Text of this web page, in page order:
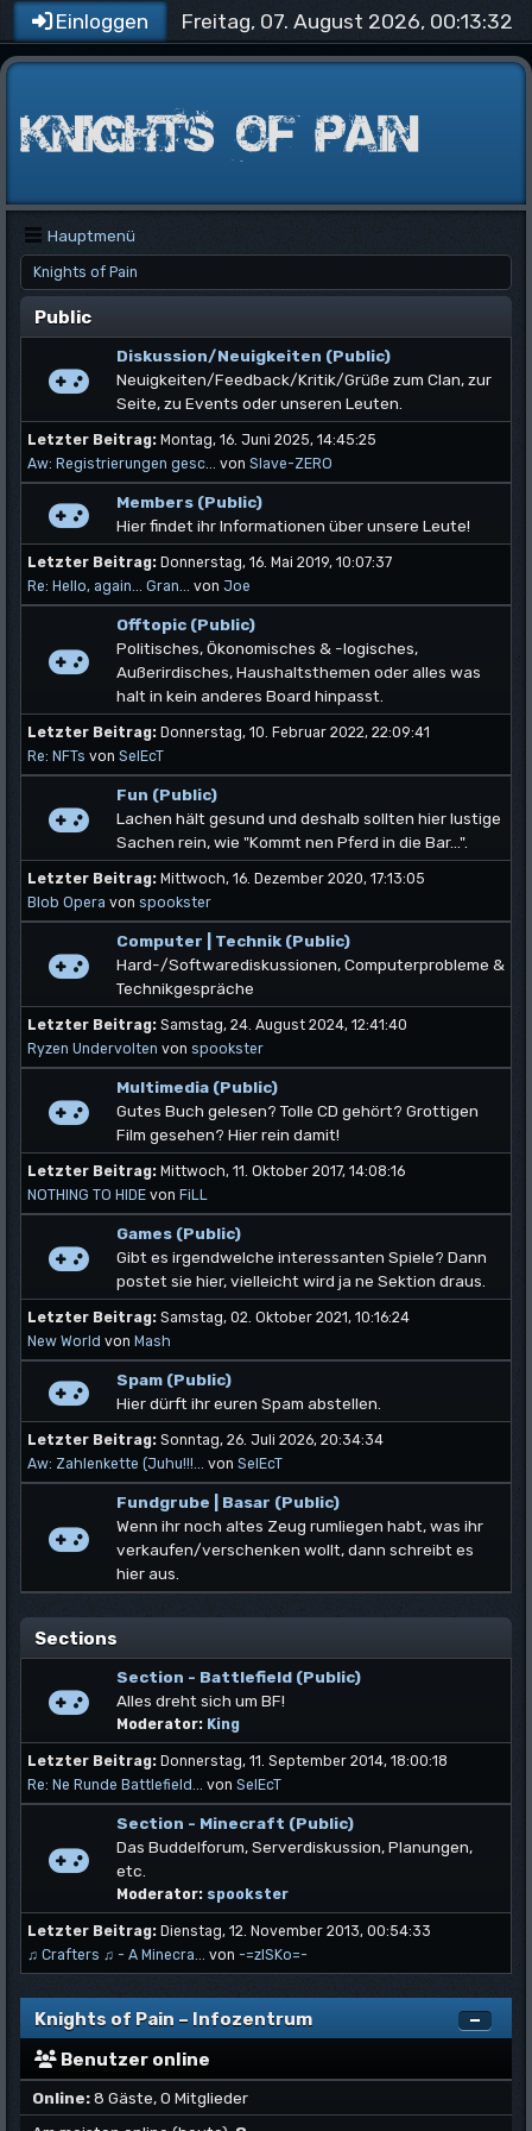
Einloggen Freitag, 07. August 2026, 00:13:32
Hauptmenü
Knights of Pain
Public
Diskussion/Neuigkeiten (Public)
Neuigkeiten/Feedback/Kritik/Grüße zum Clan, zur
Seite, zu Events oder unseren Leuten.
Letzter Beitrag: Montag, 16. Juni 2025, 14:45:25
Aw: Registrierungen gesc... von Slave-ZERO
Members (Public)
Hier findet ihr Informationen über unsere Leute!
Letzter Beitrag: Donnerstag, 16. Mai 2019, 10:07:37
Re: Hello, again... Gran... von Joe
Offtopic (Public)
Politisches, Ökonomisches & -logisches,
Außerirdisches, Haushaltsthemen oder alles was
halt in kein anderes Board hinpasst.
Letzter Beitrag: Donnerstag, 10. Februar 2022, 22:09:41
Re: NFTs von SelEcT
Fun (Public)
Lachen hält gesund und deshalb sollten hier lustige
Sachen rein, wie "Kommt nen Pferd in die Bar...".
Letzter Beitrag: Mittwoch, 16. Dezember 2020, 17:13:05
Blob Opera von spookster
Computer | Technik (Public)
Hard-/Softwarediskussionen, Computerprobleme &
Technikgespräche
Letzter Beitrag: Samstag, 24. August 2024, 12:41:40
Ryzen Undervolten von spookster
Multimedia (Public)
Gutes Buch gelesen? Tolle CD gehört? Grottigen
Film gesehen? Hier rein damit!
Letzter Beitrag: Mittwoch, 11. Oktober 2017, 14:08:16
NOTHING TO HIDE von FiLL
Games (Public)
Gibt es irgendwelche interessanten Spiele? Dann
postet sie hier, vielleicht wird ja ne Sektion draus.
Letzter Beitrag: Samstag, 02. Oktober 2021, 10:16:24
New World von Mash
Spam (Public)
Hier dürft ihr euren Spam abstellen.
Letzter Beitrag: Sonntag, 26. Juli 2026, 20:34:34
Aw: Zahlenkette (Juhu!!!... von SelEcT
Fundgrube | Basar (Public)
Wenn ihr noch altes Zeug rumliegen habt, was ihr
verkaufen/verschenken wollt, dann schreibt es
hier aus.
Sections
Section - Battlefield (Public)
Alles dreht sich um BF!
Moderator: King
Letzter Beitrag: Donnerstag, 11. September 2014, 18:00:18
Re: Ne Runde Battlefield... von SelEcT
Section - Minecraft (Public)
Das Buddelforum, Serverdiskussion, Planungen,
etc.
Moderator: spookster
Letzter Beitrag: Dienstag, 12. November 2013, 00:54:33
♫ Crafters ♫ - A Minecra... von -=zISKo=-
Knights of Pain – Infozentrum
Benutzer online
Online:8 Gäste, 0 Mitglieder